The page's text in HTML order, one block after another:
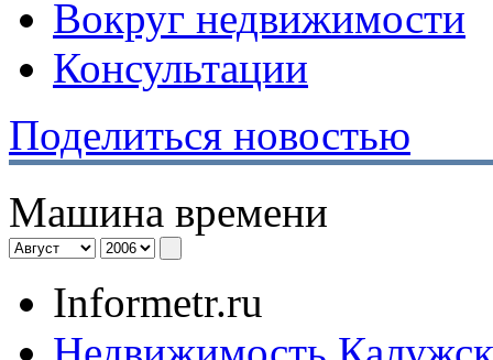
Вокруг недвижимости
Консультации
Поделиться новостью
Машина времени
Informetr.ru